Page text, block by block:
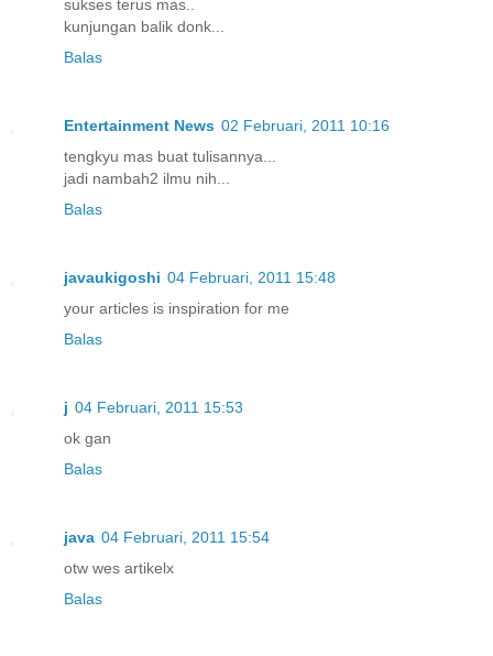
sukses terus mas..
kunjungan balik donk...
Balas
Entertainment News 02 Februari, 2011 10:16
tengkyu mas buat tulisannya...
jadi nambah2 ilmu nih...
Balas
javaukigoshi 04 Februari, 2011 15:48
your articles is inspiration for me
Balas
j 04 Februari, 2011 15:53
ok gan
Balas
java 04 Februari, 2011 15:54
otw wes artikelx
Balas